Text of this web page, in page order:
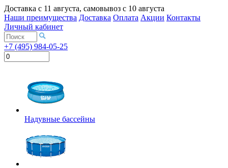
Доставка с 11 августа, самовывоз с 10 августа
Наши преимущества Доставка Оплата Акции Контакты
Личный кабинет
+7 (495) 984-05-25
Надувные бассейны